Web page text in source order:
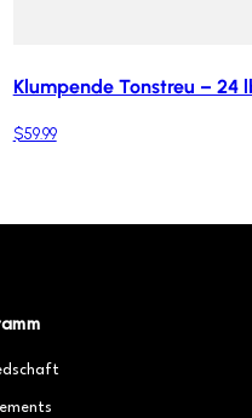
Klumpende Tonstreu – 24
$59.99